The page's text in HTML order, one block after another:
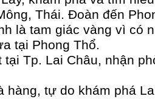
Thái. Đoàn đến
là tam giác vàng vì có
tại Phong Thổ.
Tp. Lai Châu, nhận
hàng, tự do khám phá